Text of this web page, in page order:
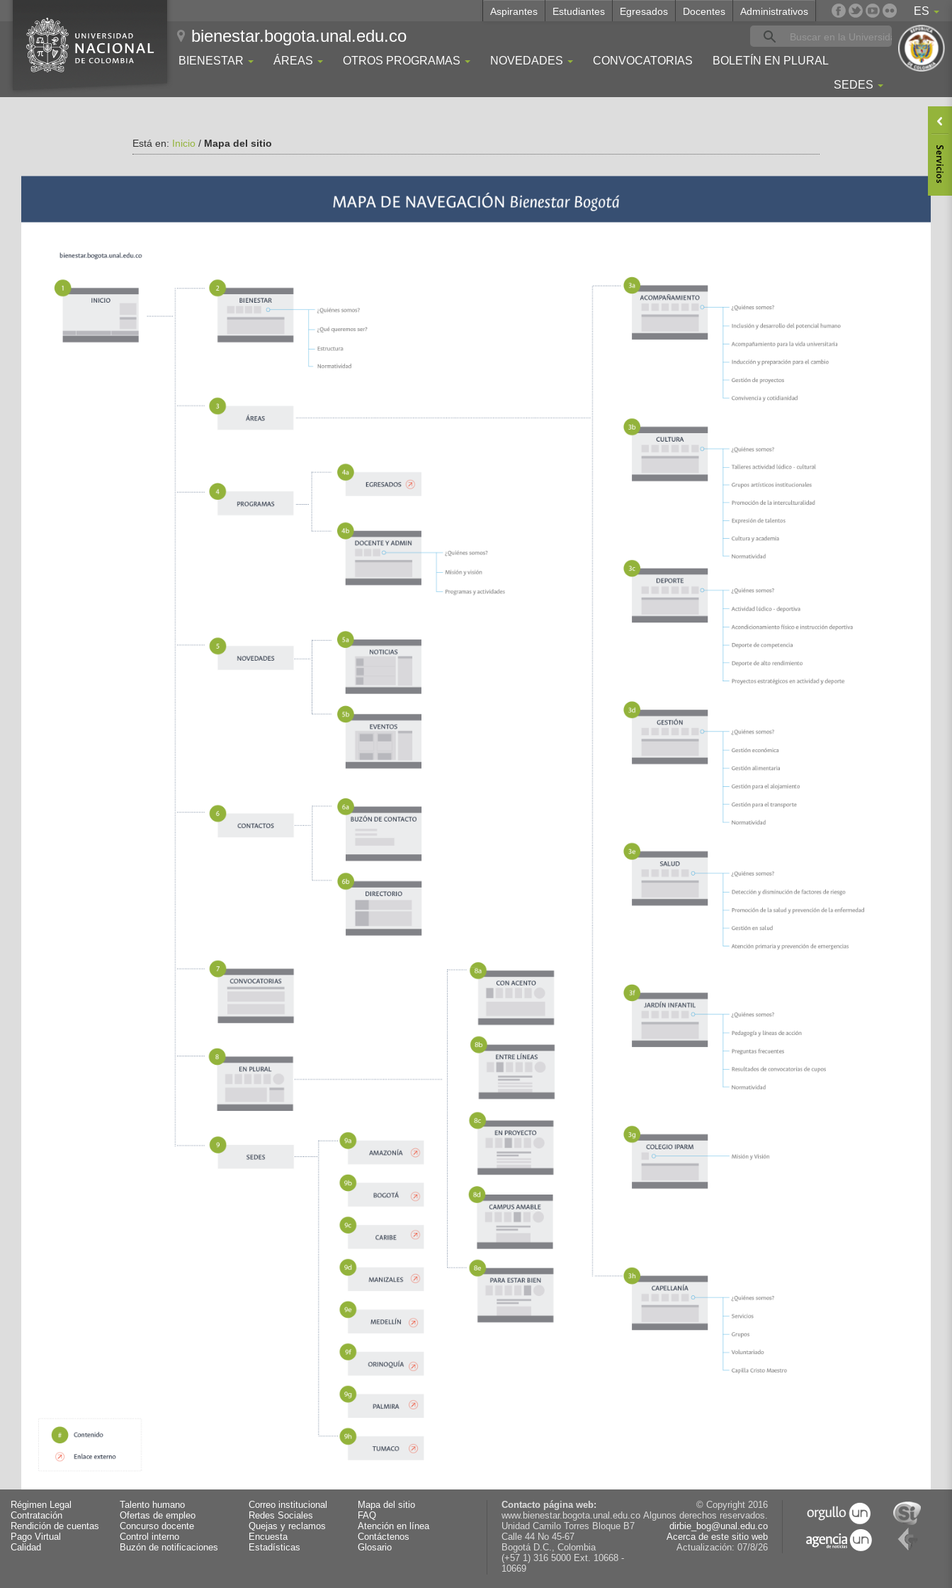
ES
Aspirantes Estudiantes Egresados Docentes Administrativos
bienestar.bogota.unal.edu.co
BIENESTAR ÁREAS OTROS PROGRAMAS NOVEDADES CONVOCATORIAS
BOLETÍN EN PLURAL
SEDES
Está en: Inicio / Mapa del sitio
Régimen Legal
Talento humano
Contratación
Ofertas de empleo
Rendición de cuentas
Concurso docente
Pago Virtual
Control interno
Calidad
Buzón de notificaciones
Correo institucional
Mapa del sitio
Redes Sociales
FAQ
Quejas y reclamos
Atención en línea
Encuesta
Contáctenos
Estadísticas
Glosario
Contacto página web:
www.bienestar.bogota.unal.edu.co
Unidad Camilo Torres Bloque B7
Calle 44 No 45-67
Bogotá D.C., Colombia
(+57 1) 316 5000 Ext. 10668 -
10669
© Copyright 2016
Algunos derechos reservados.
dirbie_bog@unal.edu.co
Acerca de este sitio web
Actualización: 07/8/26